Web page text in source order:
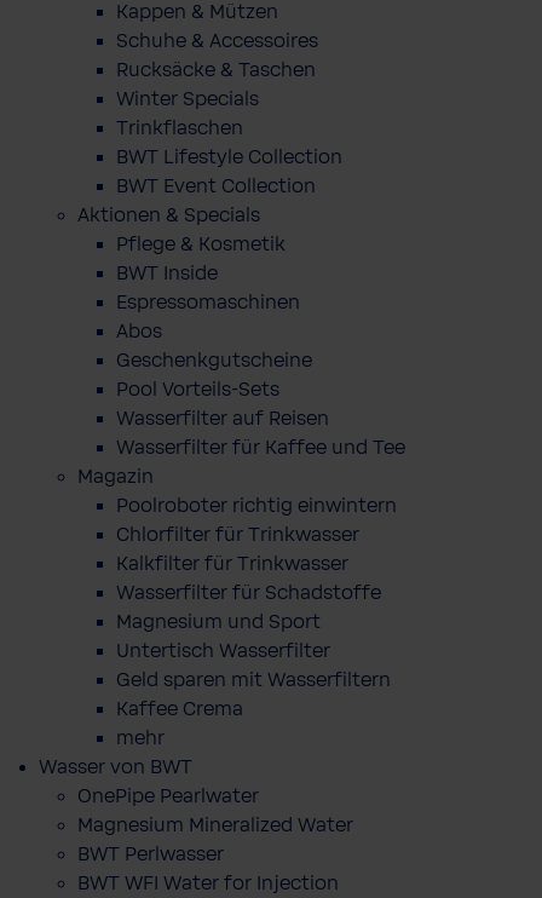
Kappen & Mützen
Schuhe & Accessoires
Rucksäcke & Taschen
Winter Specials
Trinkflaschen
BWT Lifestyle Collection
BWT Event Collection
Aktionen & Specials
Pflege & Kosmetik
BWT Inside
Espressomaschinen
Abos
Geschenkgutscheine
Pool Vorteils-Sets
Wasserfilter auf Reisen
Wasserfilter für Kaffee und Tee
Magazin
Poolroboter richtig einwintern
Chlorfilter für Trinkwasser
Kalkfilter für Trinkwasser
Wasserfilter für Schadstoffe
Magnesium und Sport
Untertisch Wasserfilter
Geld sparen mit Wasserfiltern
Kaffee Crema
mehr
Wasser von BWT
OnePipe Pearlwater
Magnesium Mineralized Water
BWT Perlwasser
BWT WFI Water for Injection